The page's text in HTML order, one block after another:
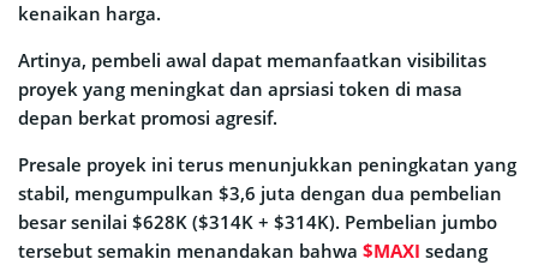
kenaikan harga.
Artinya, pembeli awal dapat memanfaatkan visibilitas
proyek yang meningkat dan aprsiasi token di masa
depan berkat promosi agresif.
Presale proyek ini terus menunjukkan peningkatan yang
stabil, mengumpulkan $3,6 juta dengan dua pembelian
besar senilai $628K ($314K + $314K). Pembelian jumbo
tersebut semakin menandakan bahwa $MAXI sedang